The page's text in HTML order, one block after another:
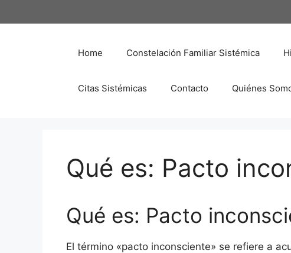
al
Home Constelación Familiar Sistémica
Citas Sistémicas Contacto Quiénes
Qué es: Pacto
Qué es: Pacto
El término «pacto inconsciente» se refiere a